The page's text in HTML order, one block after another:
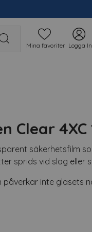
Mina favoriter Logga In
Clear
säkerhetsfilm
sprids vid slag eller
påverkar inte glasets